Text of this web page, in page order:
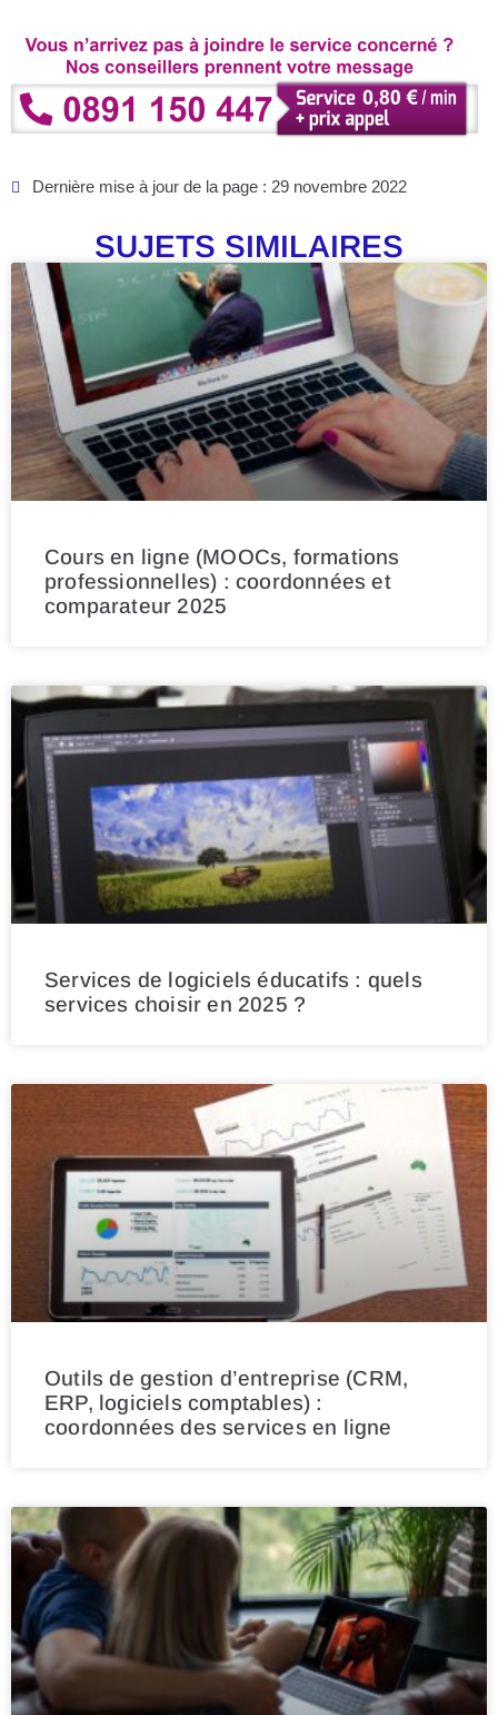
Dernière mise à jour de la page : 29 novembre 2022
SUJETS SIMILAIRES
Cours en ligne (MOOCs, formations
professionnelles) : coordonnées et
comparateur 2025
Services de logiciels éducatifs : quels
services choisir en 2025 ?
Outils de gestion d’entreprise (CRM,
ERP, logiciels comptables) :
coordonnées des services en ligne